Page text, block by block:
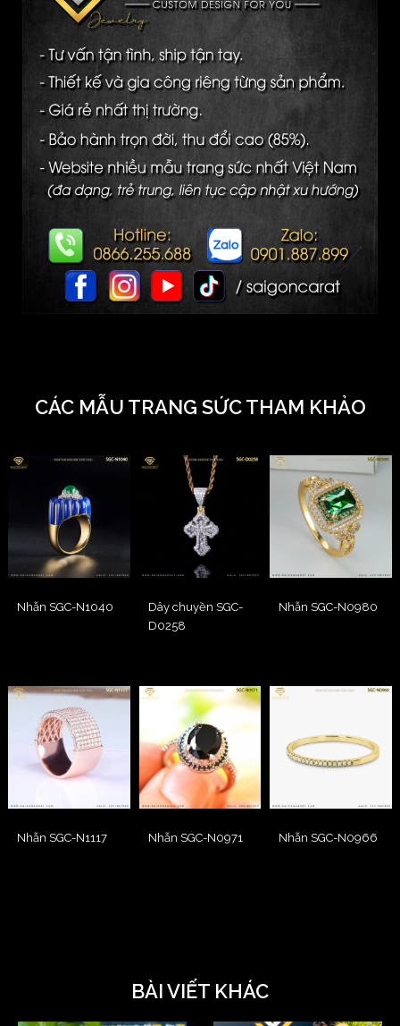
CÁC MẪU TRANG SỨC THAM KHẢO
Nhẫn SGC-N1040
Dây chuyền SGC-
D0258
Nhẫn SGC-N0980
Nhẫn SGC-N1117 Nhẫn SGC-N0971 Nhẫn SGC-N0966
BÀI VIẾT KHÁC